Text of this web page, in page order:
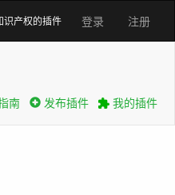
登录 注册
识产权的插件
南 发布插件 我的插件